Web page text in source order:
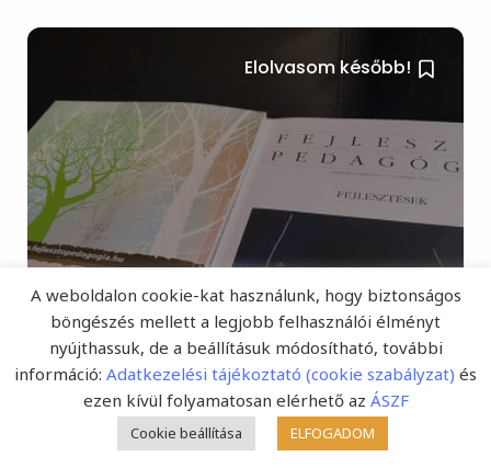
Elolvasom később!
A Fejlesztő Pedagógia 33.
évfolyamának 2022/4–6.
összevont számáról
(Fejlesztő Pedagógia Online) Megjelent és az
előfizetők már kézhez kapták a Fejlesztő Pedagógia
A weboldalon cookie-kat használunk, hogy biztonságos
böngészés mellett a legjobb felhasználói élményt
nyújthassuk, de a beállításuk módosítható, további
információ: Adatkezelési tájékoztató (cookie szabályzat) és
ezen kívül folyamatosan elérhető az ÁSZF
Cookie beállítása ELFOGADOM